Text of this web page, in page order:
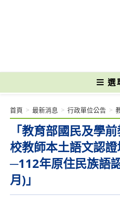
選
「教育部國民及學
校教師本土語文認
─112年原住民族語
月)」
首頁 > 最新消息 > 行政單位公告 >